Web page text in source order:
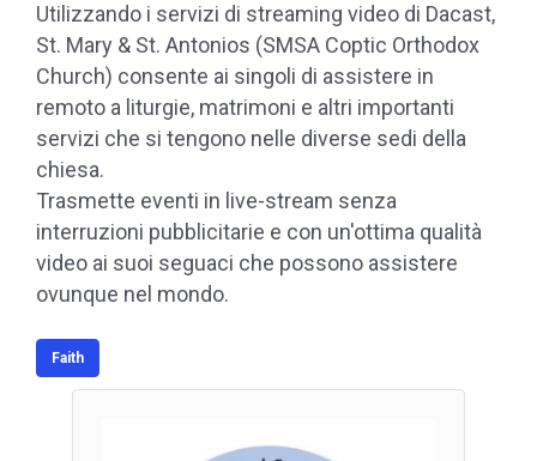
Utilizzando i servizi di streaming video di Dacast,
St. Mary & St. Antonios (SMSA Coptic Orthodox
Church) consente ai singoli di assistere in
remoto a liturgie, matrimoni e altri importanti
servizi che si tengono nelle diverse sedi della
chiesa.
Trasmette eventi in live-stream senza
interruzioni pubblicitarie e con un'ottima qualità
video ai suoi seguaci che possono assistere
ovunque nel mondo.
Faith